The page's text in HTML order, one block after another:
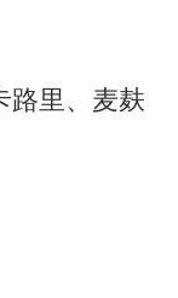
路里、麦麸